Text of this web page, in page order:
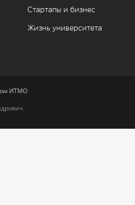
Стартапы и бизнес
Жизнь университета
ИТМО